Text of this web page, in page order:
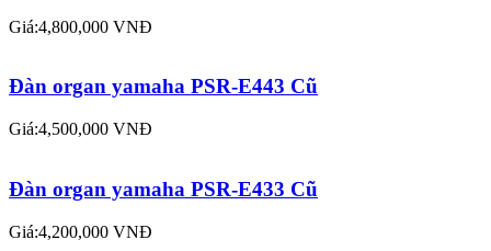
Giá:4,800,000 VNĐ
Đàn organ yamaha PSR-E443 Cũ
Giá:4,500,000 VNĐ
Đàn organ yamaha PSR-E433 Cũ
Giá:4,200,000 VNĐ